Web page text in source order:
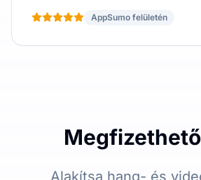
AppSumo felületén
Alakítsa hang- és